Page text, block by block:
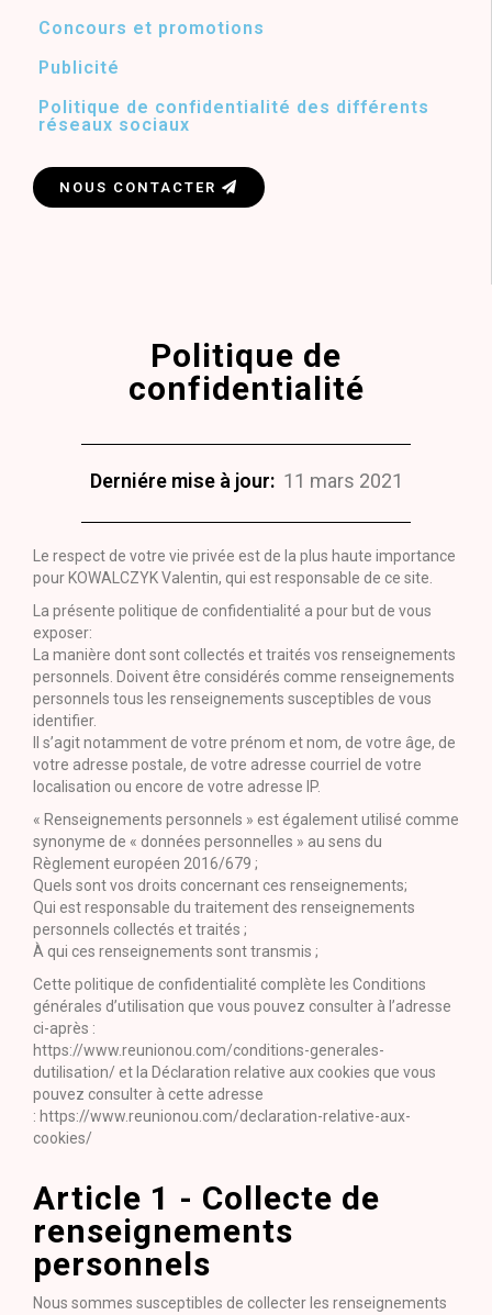
Concours et promotions
Publicité
Politique de confidentialité des différents
réseaux sociaux
NOUS CONTACTER
Politique de
confidentialité
Derniére mise à jour: 11 mars 2021
Le respect de votre vie privée est de la plus haute importance
pour KOWALCZYK Valentin, qui est responsable de ce site.
La présente politique de confidentialité a pour but de vous
exposer:
La manière dont sont collectés et traités vos renseignements
personnels. Doivent être considérés comme renseignements
personnels tous les renseignements susceptibles de vous
identifier.
Il s’agit notamment de votre prénom et nom, de votre âge, de
votre adresse postale, de votre adresse courriel de votre
localisation ou encore de votre adresse IP.
« Renseignements personnels » est également utilisé comme
synonyme de « données personnelles » au sens du
Règlement européen 2016/679 ;
Quels sont vos droits concernant ces renseignements;
Qui est responsable du traitement des renseignements
personnels collectés et traités ;
À qui ces renseignements sont transmis ;
Cette politique de confidentialité complète les Conditions
générales d’utilisation que vous pouvez consulter à l’adresse
ci-après :
https://www.reunionou.com/conditions-generales-
dutilisation/ et la Déclaration relative aux cookies que vous
pouvez consulter à cette adresse
: https://www.reunionou.com/declaration-relative-aux-
cookies/
Article 1 - Collecte de
renseignements
personnels
Nous sommes susceptibles de collecter les renseignements